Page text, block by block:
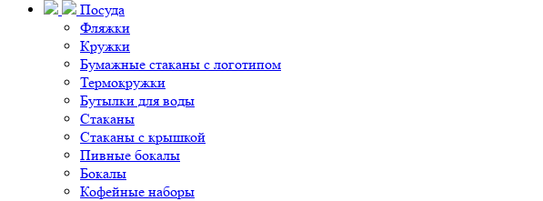
Посуда
Фляжки
Кружки
Бумажные стаканы с логотипом
Термокружки
Бутылки для воды
Стаканы
Стаканы с крышкой
Пивные бокалы
Бокалы
Кофейные наборы